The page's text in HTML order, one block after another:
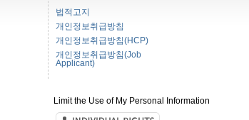
법적고지
개인정보취급방침
개인정보취급방침(HCP)
개인정보취급방침(Job
Applicant)
Limit the Use of My Personal Information